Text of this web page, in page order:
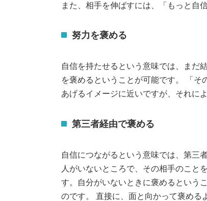
また、相手を伸ばすには、「もっと自
努力を褒める
自信を持たせるという意味では、まだ
を褒めるということが可能です。 「
あげるイメージに近いですが、それに
第三者経由で褒める
自信につながるという意味では、第三
人がいないところで、その相手のこと
す。自分がいないときに褒めるという
のです。 直接に、面と向かって褒める